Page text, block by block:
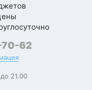
62
21.00